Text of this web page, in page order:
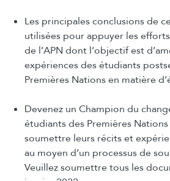
Les principales conclusions de
utilisées pour appuyer les
de l’APN dont l’objectif est
expériences des étudiants
Premières Nations en matière
Devenez un Champion du
étudiants des Premières
soumettre leurs récits et
au moyen d’un processus de
Veuillez soumettre tous les